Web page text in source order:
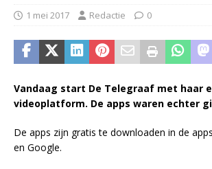
1 mei 2017 Redactie 0
Vandaag start De Telegraaf met haar
videoplatform. De apps waren echter
De apps zijn gratis te downloaden in de
en Google.